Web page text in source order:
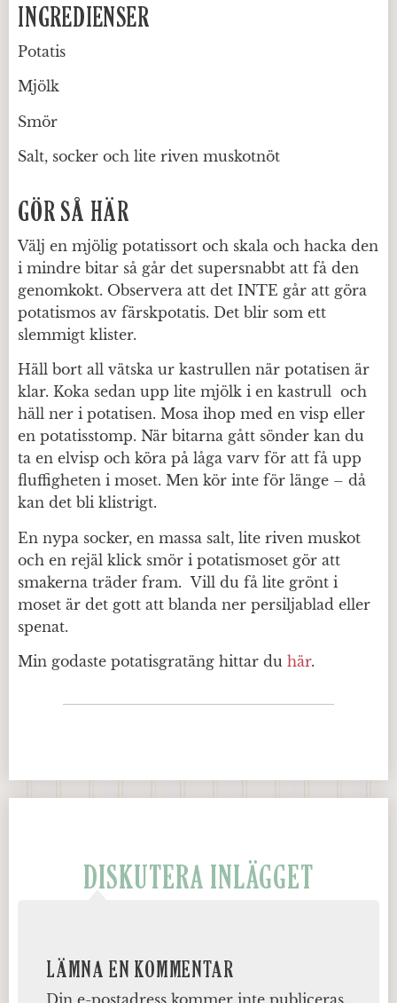
INGREDIENSER
Potatis
Mjölk
Smör
Salt, socker och lite riven muskotnöt
GÖR SÅ HÄR
Välj en mjölig potatissort och skala och hacka den
i mindre bitar så går det supersnabbt att få den
genomkokt. Observera att det INTE går att göra
potatismos av färskpotatis. Det blir som ett
slemmigt klister.
Häll bort all vätska ur kastrullen när potatisen är
klar. Koka sedan upp lite mjölk i en kastrull och
häll ner i potatisen. Mosa ihop med en visp eller
en potatisstomp. När bitarna gått sönder kan du
ta en elvisp och köra på låga varv för att få upp
fluffigheten i moset. Men kör inte för länge – då
kan det bli klistrigt.
En nypa socker, en massa salt, lite riven muskot
och en rejäl klick smör i potatismoset gör att
smakerna träder fram. Vill du få lite grönt i
moset är det gott att blanda ner persiljablad eller
spenat.
Min godaste potatisgratäng hittar du här.
DISKUTERA INLÄGGET
LÄMNA EN KOMMENTAR